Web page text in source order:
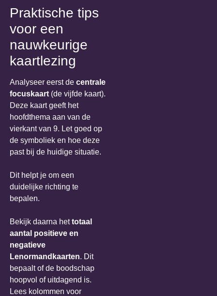
Praktische tips
voor een
nauwkeurige
kaartlezing
Analyseer eerst de centrale
focuskaart (de vijfde kaart).
Deze kaart geeft het
hoofdthema aan van de
vierkant van 9. Let goed op
de symboliek en hoe deze
past bij de huidige situatie.
Dit helpt je om een
duidelijke richting te
bepalen.
Bekijk daarna hettotaal
aantal positieve en
negatieve
Lenormandkaarten. Dit
bepaalt of de boodschap
hoopvol of uitdagend is.
Lees kolommen voor